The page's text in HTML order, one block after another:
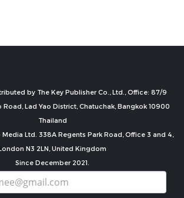
by The Key Publisher Co., Ltd., Office: 87/9
Road, Lad Yao District, Chatuchak, Bangkok 10900
Thailand
Ltd. 338A Regents Park Road, Office 3 and 4,
N3 2LN, United Kingdom
Since December 2021.